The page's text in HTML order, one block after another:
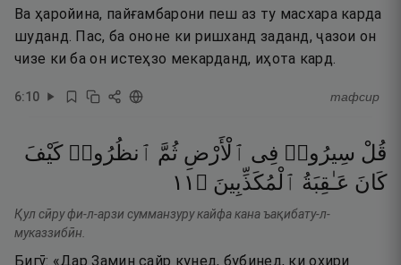
Ва ҳаройина, пайғамбарони пеш аз ту масхара карда
шуданд. Пас, ба ононе ки ришханд заданд, ҷазои он
чизе ки ба он истеҳзо мекарданд, иҳота кард.
6:10 тафсир
قُلْ سِيرُوا۟ فِى ٱلْأَرْضِ ثُمَّ ٱنظُرُوا۟ كَيْفَ
كَانَ عَـٰقِبَةُ ٱلْمُكَذِّبِينَ ۝ ١١
Қул сӣру фи-л-арзи сумманзуру кайфа кана ъақибату-л-
муказзибӣн.
Бигӯ: «Дар Замин сайр кунед, бубинед, ки охири